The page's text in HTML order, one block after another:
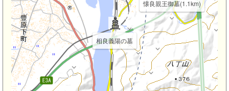
相良義陽の墓
懐良親王御墓(1.1km)